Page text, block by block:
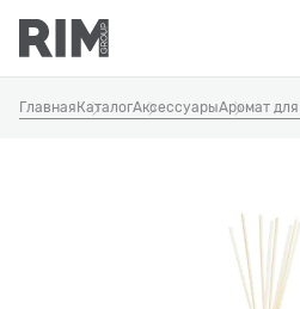
Главная КаталогАксессуарыАромат